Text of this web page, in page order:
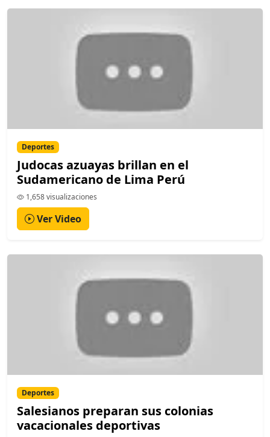
Deportes
Judocas azuayas brillan en el
Sudamericano de Lima Perú
1,658 visualizaciones
Ver Video
Deportes
Salesianos preparan sus colonias
vacacionales deportivas